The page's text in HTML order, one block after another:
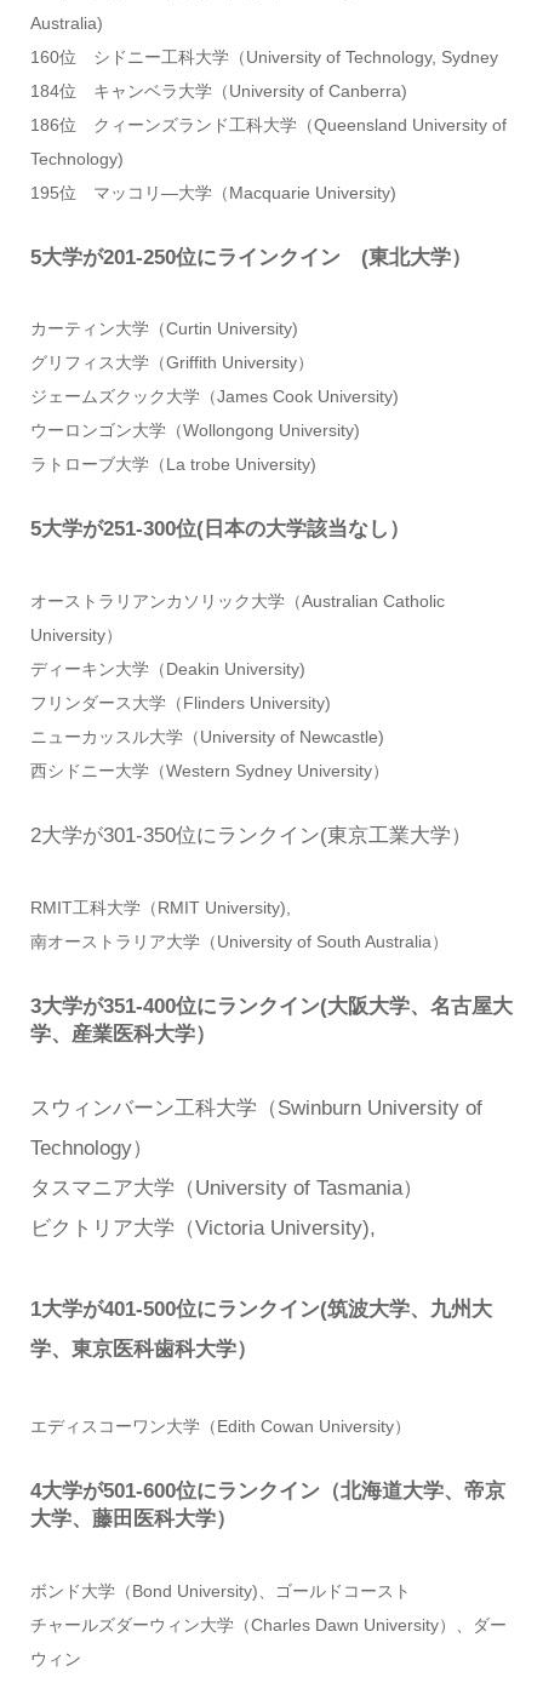
Australia)
160位 シドニー工科大学（University of Technology, Sydney
184位 キャンベラ大学（University of Canberra)
186位 クィーンズランド工科大学（Queensland University of
Technology)
195位 マッコリ―大学（Macquarie University)
5大学が201-250位にラインクイン (東北大学）
カーティン大学（Curtin University)
グリフィス大学（Griffith University）
ジェームズクック大学（James Cook University)
ウーロンゴン大学（Wollongong University)
ラトローブ大学（La trobe University)
5大学が251-300位(日本の大学該当なし）
オーストラリアンカソリック大学（Australian Catholic
University）
ディーキン大学（Deakin University)
フリンダース大学（Flinders University)
ニューカッスル大学（University of Newcastle)
西シドニー大学（Western Sydney University）
2大学が301-350位にランクイン(東京工業大学）
RMIT工科大学（RMIT University),
南オーストラリア大学（University of South Australia）
3大学が351-400位にランクイン(大阪大学、名古屋大
学、産業医科大学）
スウィンバーン工科大学（Swinburn University of
Technology）
タスマニア大学（University of Tasmania）
ビクトリア大学（Victoria University),
1大学が401-500位にランクイン(筑波大学、九州大
学、東京医科歯科大学）
エディスコーワン大学（Edith Cowan University）
4大学が501-600位にランクイン（北海道大学、帝京
大学、藤田医科大学）
ボンド大学（Bond University)、ゴールドコースト
チャールズダーウィン大学（Charles Dawn University）、ダー
ウィン